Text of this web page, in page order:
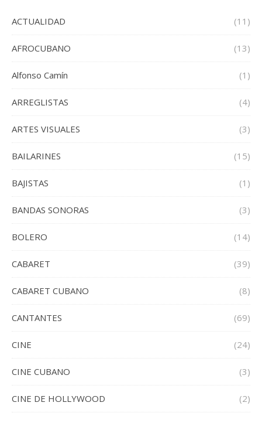
ACTUALIDAD (11)
AFROCUBANO (13)
Alfonso Camín (1)
ARREGLISTAS (4)
ARTES VISUALES (3)
BAILARINES (15)
BAJISTAS (1)
BANDAS SONORAS (3)
BOLERO (14)
CABARET (39)
CABARET CUBANO (8)
CANTANTES (69)
CINE (24)
CINE CUBANO (3)
CINE DE HOLLYWOOD (2)